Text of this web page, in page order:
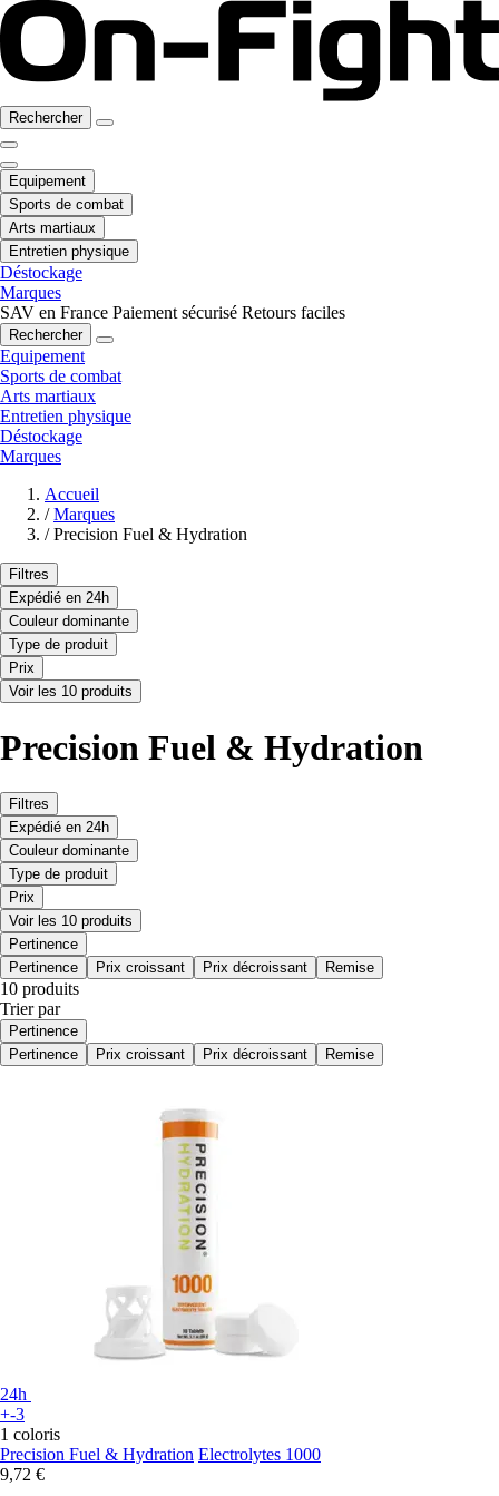
Rechercher
Equipement
Sports de combat
Arts martiaux
Entretien physique
Déstockage
Marques
SAV en France Paiement sécurisé Retours faciles
Rechercher
Equipement
Sports de combat
Arts martiaux
Entretien physique
Déstockage
Marques
Accueil
/ Marques
/ Precision Fuel & Hydration
Filtres
Expédié en 24h
Couleur dominante
Type de produit
Prix
Voir les 10 produits
Precision Fuel & Hydration
Filtres
Expédié en 24h
Couleur dominante
Type de produit
Prix
Voir les 10 produits
Pertinence
Pertinence
Prix croissant Prix décroissant Remise
10 produits
Trier par
Pertinence
Pertinence
Prix croissant Prix décroissant Remise
24h
+-3
1 coloris
Precision Fuel & Hydration Electrolytes 1000
9,72 €